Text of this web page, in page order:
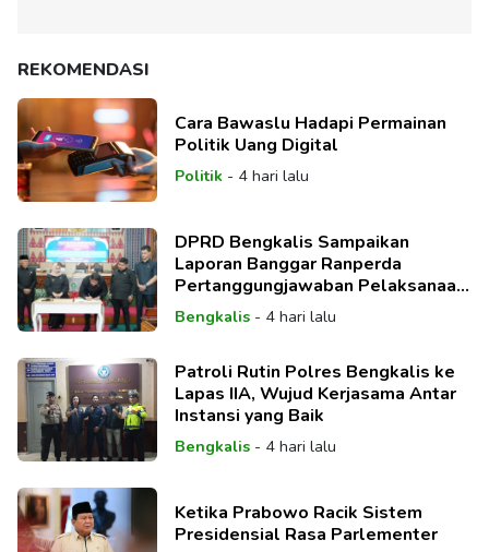
REKOMENDASI
Cara Bawaslu Hadapi Permainan
Politik Uang Digital
Politik- 4 hari lalu
DPRD Bengkalis Sampaikan
Laporan Banggar Ranperda
Pertanggungjawaban Pelaksanaan
APBD TA 2025
Bengkalis- 4 hari lalu
Patroli Rutin Polres Bengkalis ke
Lapas IIA, Wujud Kerjasama Antar
Instansi yang Baik
Bengkalis- 4 hari lalu
Ketika Prabowo Racik Sistem
Presidensial Rasa Parlementer